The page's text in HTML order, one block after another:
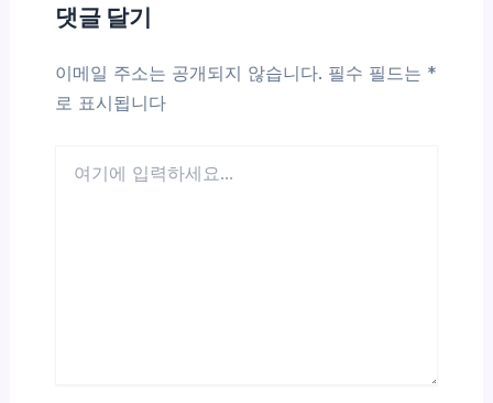
댓글 달기
이메일 주소는 공개되지 않습니다. 필수 필드는 *
로 표시됩니다